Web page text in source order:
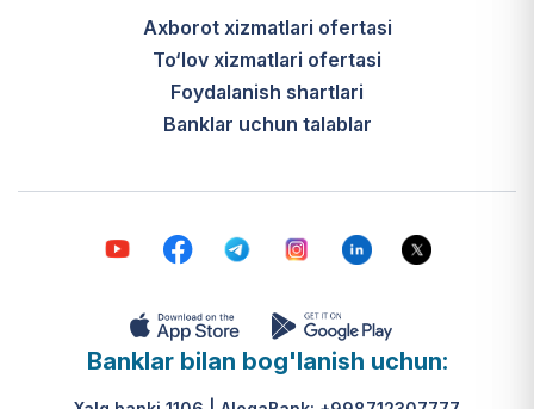
Axborot xizmatlari ofertasi
To‘lov xizmatlari ofertasi
Foydalanish shartlari
Banklar uchun talablar
Banklar bilan bog'lanish uchun: